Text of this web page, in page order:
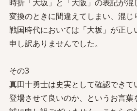
時折「大坂」と「大阪」の表記が混
変換のときに間違えてしまい、混じ
戦国時代においては「大坂」が正し
申し訳ありませんでした。
その3
真田十勇士は史実として確認できて
登場させて良いのか、というお言葉